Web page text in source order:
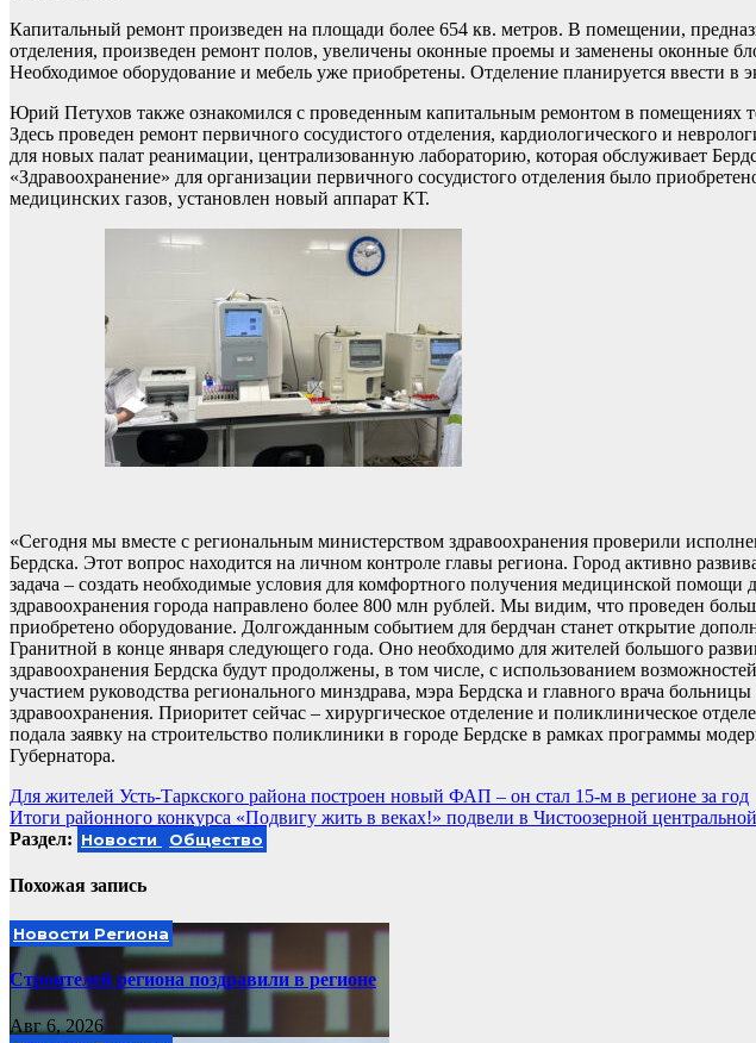
Капитальный ремонт произведен на площади более 654 кв. метров. В помещении,
отделения, произведен ремонт полов, увеличены оконные проемы и заменены оконные
Необходимое оборудование и мебель уже приобретены. Отделение планируется ввести в
Юрий Петухов также ознакомился с проведенным капитальным ремонтом в помещениях
Здесь проведен ремонт первичного сосудистого отделения, кардиологического и
для новых палат реанимации, централизованную лабораторию, которая обслуживает
«Здравоохранение» для организации первичного сосудистого отделения было
медицинских газов, установлен новый аппарат КТ.
«Сегодня мы вместе с региональным министерством здравоохранения проверили
Бердска. Этот вопрос находится на личном контроле главы региона. Город активно
задача – создать необходимые условия для комфортного получения медицинской помощи
здравоохранения города направлено более 800 млн рублей. Мы видим, что проведен
приобретено оборудование. Долгожданным событием для бердчан станет открытие
Гранитной в конце января следующего года. Оно необходимо для жителей большого
здравоохранения Бердска будут продолжены, в том числе, с использованием
участием руководства регионального минздрава, мэра Бердска и главного врача
здравоохранения. Приоритет сейчас – хирургическое отделение и поликлиническое
подала заявку на строительство поликлиники в городе Бердске в рамках программы
Губернатора.
Навигация
по
Для жителей Усть-Таркского района построен новый ФАП – он стал 15-м в регионе за год
Итоги районного конкурса «Подвигу жить в веках!» подвели в Чистоозерной
Раздел: Новости Общество
Похожая запись
Новости Региона
Строителей региона поздравили в регионе
Авг 6, 2026